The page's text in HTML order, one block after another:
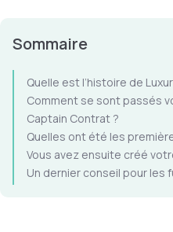
Sommaire
Quelle est l’histoire de
Comment se sont passés
Captain Contrat ?
Quelles ont été les
Vous avez ensuite créé
Un dernier conseil pour les